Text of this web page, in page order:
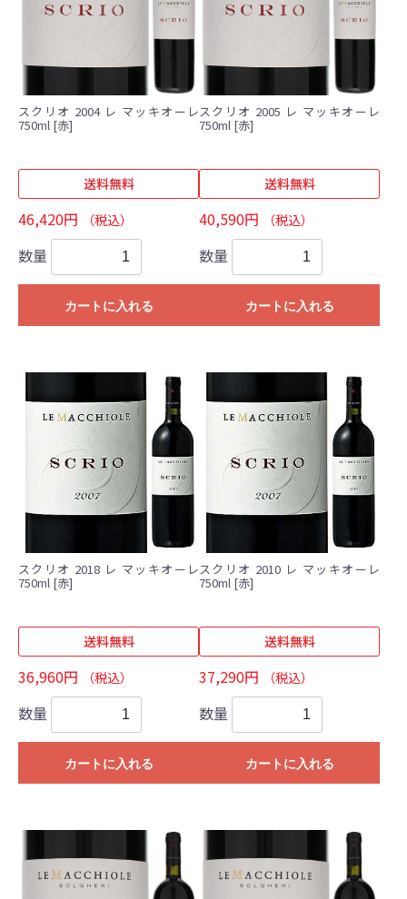
スクリオ 2004 レ マッキオーレ
750ml [赤]
送料無料
46,420円 （税込）
数量
カートに入れる
スクリオ 2005 レ マッキオーレ
750ml [赤]
送料無料
40,590円 （税込）
数量
カートに入れる
スクリオ 2018 レ マッキオーレ
750ml [赤]
送料無料
36,960円 （税込）
数量
カートに入れる
スクリオ 2010 レ マッキオーレ
750ml [赤]
送料無料
37,290円 （税込）
数量
カートに入れる